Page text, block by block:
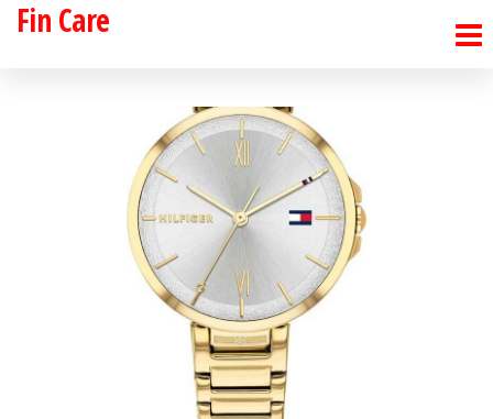
SkipFin Care